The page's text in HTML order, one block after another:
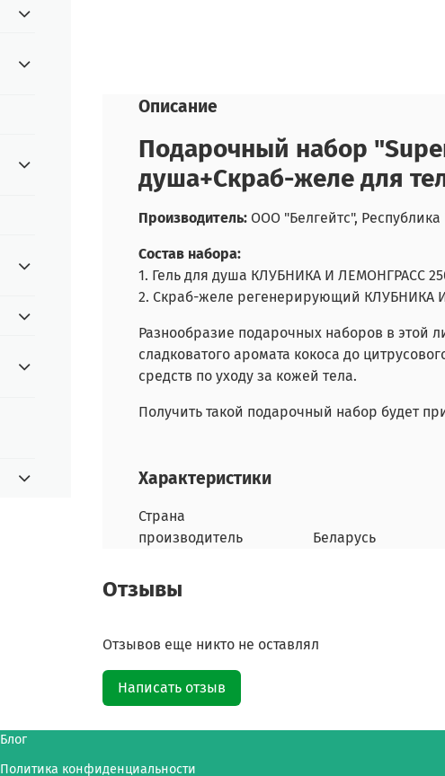
Описание
Подарочный набор
душа+Скраб-желе для
Производитель:ООО "Белгейтс", Республика
Состав набора:
1. Гель для душа КЛУБНИКА И ЛЕМОНГРАСС
2. Скраб-желе регенерирующий КЛУБНИКА
Разнообразие подарочных наборов в этой
сладковатого аромата кокоса до
средств по уходу за кожей тела.
Получить такой подарочный набор будет
Характеристики
Страна
производитель
Беларусь
Отзывы
Отзывов еще никто не оставлял
Написать отзыв
Блог
Политика конфиденциальности